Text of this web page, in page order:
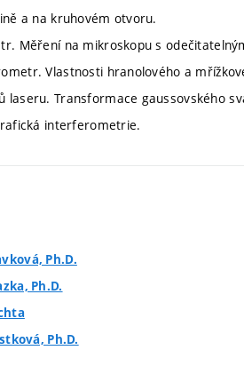
a na kruhovém otvoru.
Měření na mikroskopu s
Vlastnosti hranolového a
laseru. Transformace gaussovského
interferometrie.
Ph.D.
Ph.D.
Ph.D.